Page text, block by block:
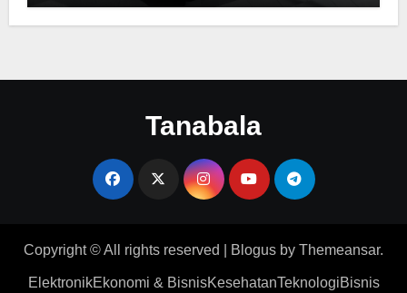
Tanabala
Copyright © All rights reserved Blogus by Themeansar.
ElektronikEkonomi & BisnisKesehatanTeknologiBisnis